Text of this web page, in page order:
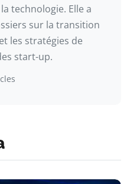
technologie. Elle a
sur la transition
les stratégies de
start-up.